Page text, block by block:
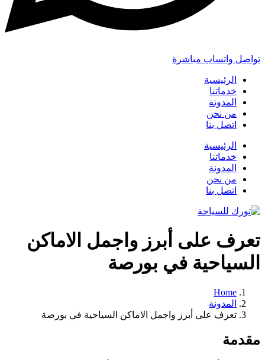
تواصل واتساب مباشرة
الرئيسية
خدماتنا
المدونة
من نحن
اتصل بنا
الرئيسية
خدماتنا
المدونة
من نحن
اتصل بنا
تعرف على أبرز واجمل الاماكن
السياحية في بورصة
Home
المدونة
تعرف على أبرز واجمل الاماكن السياحية في بورصة
مقدمة